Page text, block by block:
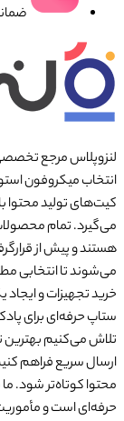
لنزوپلاس مرجع تخصصی
انتخاب میکروفون
کیت‌های تولید محتوا
می‌گیرد. تمام محصولات
هستند و پیش از
می‌شوند تا انتخابی
خرید تجهیزات و
ستاپ حرفه‌ای برای
تلاش می‌کنیم بهترین
ارسال سریع فراهم
محتوا کوتاه‌تر شود.
حرفه‌ای است و